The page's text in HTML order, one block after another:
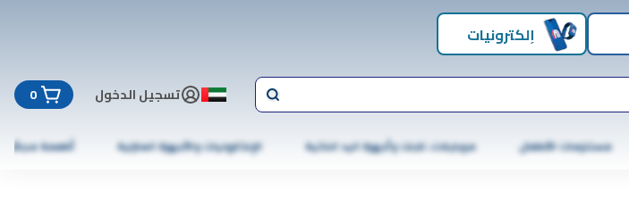
إلكترونيات
تسجيل الدخول 0
مستلزمات الأطفال موبايلات، تابلت وأجهزة اليد الذكية الإلكترونيات والأجهزة المنزلية أطعمة مجمّدة